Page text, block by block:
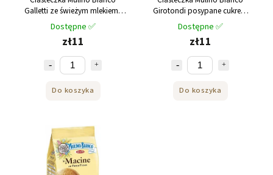
Galletti ze świeżym mlekiem i
cukrem 350g
Dostępne ✅
zł11
Do koszyka
Girotondi posypane cukrem
trzcinowym 350g
Dostępne ✅
zł11
Do koszyka